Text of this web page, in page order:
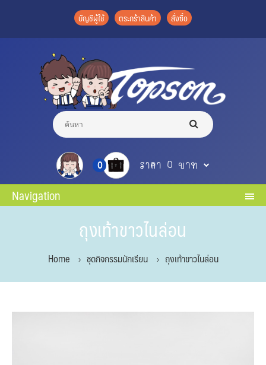
บัญชีผู้ใช้ ตระกร้าสินค้า สั่งซื้อ
0 ราคา 0 บาท
Navigation
ถุงเท้าขาวไนล่อน
Home ชุดกิจกรรมนักเรียน ถุงเท้าขาวไนล่อน